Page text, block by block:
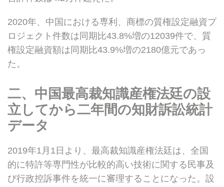
2020年、中国における専利、商標の質権設定融資プ
ロジェクト件数は同期比43.8%増の12039件で、質
権設定融資額は同期比43.9%増の2180億元であっ
た。
二、中国最高裁知識産権法廷の設
立してから二年間の知財訴訟統計
データ
2019年1月1日より、最高裁知識産権法廷は、全国
的に特許等専門性が比較的高い技術に関する民事及
び行政控訴事件を統一に審理することになった。設